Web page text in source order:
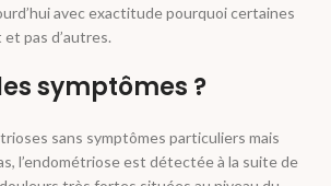
avec exactitude pourquoi certaines
pas d’autres.
symptômes ?
sans symptômes particuliers mais
l’endométriose est détectée à la suite de